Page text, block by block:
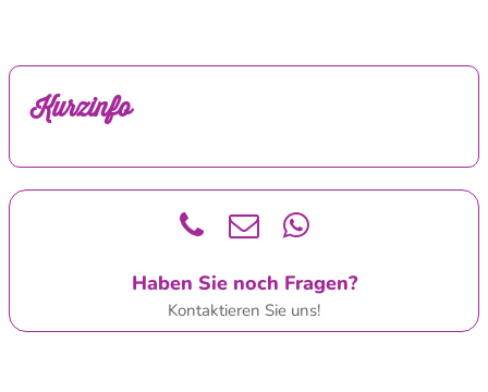
Kurzinfo
Haben Sie noch Fragen?
Kontaktieren Sie uns!